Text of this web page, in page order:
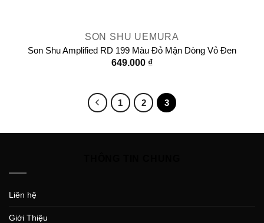
SON SHU UEMURA
Son Shu Amplified RD 199 Màu Đỏ Mận Dòng Vỏ Đen
649.000 ₫
1 2 3
Liên hệ
Giới Thiệu